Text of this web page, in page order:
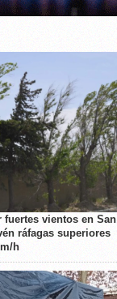
fuertes vientos en San
ráfagas superiores
h